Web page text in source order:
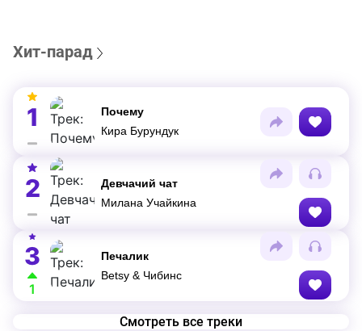
Хит-парад
1
Почему
Кира Бурундук
2
Девчачий чат
Милана Учайкина
3
1
Печалик
Betsy & Чибинс
Смотреть все треки